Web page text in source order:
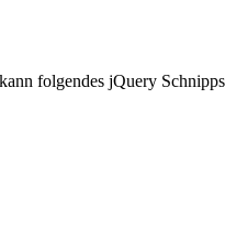
folgendes jQuery